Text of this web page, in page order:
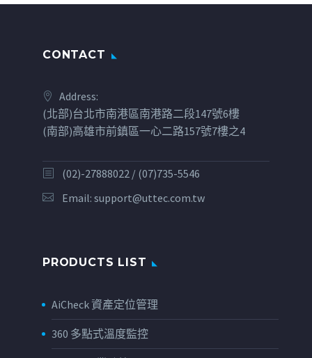
CONTACT
Address:
(北部)台北市南港區南港路二段147號6樓
(南部)高雄市前鎮區一心二路157號7樓之4
(02)-27888022 / (07)735-5546
Email: support@uttec.com.tw
PRODUCTS LIST
AiCheck 資產定位管理
360 多點式溫度監控